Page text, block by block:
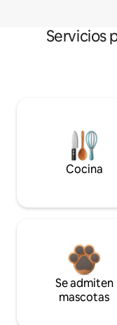
Servicios
Cocina
Se admiten
mascotas